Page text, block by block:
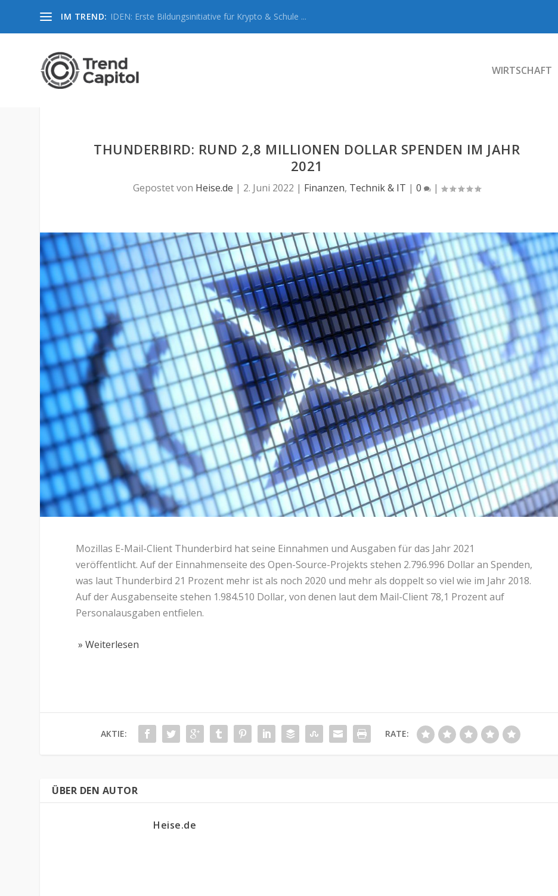
IM TREND: IDEN: Erste Bildungsinitiative für Krypto & Schule ...
WIRTSCHAFT
THUNDERBIRD: RUND 2,8 MILLIONEN DOLLAR SPENDEN IM JAHR
2021
Gepostet von Heise.de | 2. Juni 2022 | Finanzen, Technik & IT |0 |
Mozillas E-Mail-Client Thunderbird hat seine Einnahmen und Ausgaben für das Jahr 2021
veröffentlicht. Auf der Einnahmenseite des Open-Source-Projekts stehen 2.796.996 Dollar an Spenden,
was laut Thunderbird 21 Prozent mehr ist als noch 2020 und mehr als doppelt so viel wie im Jahr 2018.
Auf der Ausgabenseite stehen 1.984.510 Dollar, von denen laut dem Mail-Client 78,1 Prozent auf
Personalausgaben entfielen.
» Weiterlesen
AKTIE: RATE:
ÜBER DEN AUTOR
Heise.de